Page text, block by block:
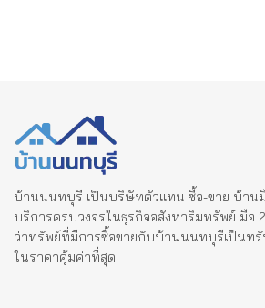
บ้านนนทบุรี เป็นบริษัทตัวแทน ซื้อ-ขาย บ้าน
บริการครบวงจรในธุรกิจอสังหาริมทรัพย์ มือ
ว่าทรัพย์ที่มีการซื้อขายกับบ้านนนทบุรีเป็นท
ในราคาคุ้มค่าที่สุด